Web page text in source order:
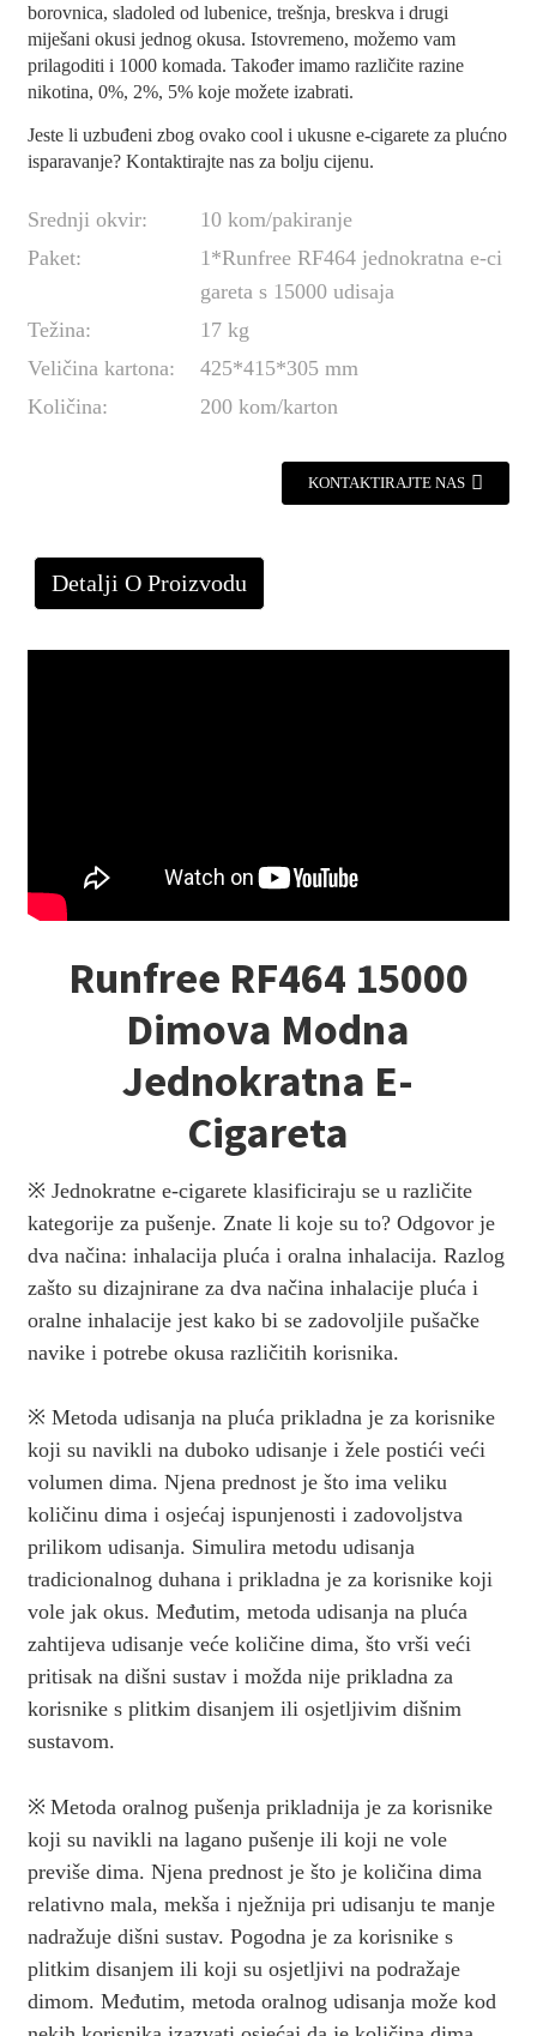
borovnica, sladoled od lubenice, trešnja, breskva i drugi
miješani okusi jednog okusa. Istovremeno, možemo vam
prilagoditi i 1000 komada. Također imamo različite razine
nikotina, 0%, 2%, 5% koje možete izabrati.
Jeste li uzbuđeni zbog ovako cool i ukusne e-cigarete za plućno
isparavanje? Kontaktirajte nas za bolju cijenu.
Srednji okvir:
10 kom/pakiranje
Paket:
1*Runfree RF464 jednokratna e-ci
gareta s 15000 udisaja
Težina:
17 kg
Veličina kartona:
425*415*305 mm
Količina:
200 kom/karton
KONTAKTIRAJTE NAS
Detalji O Proizvodu
Runfree RF464 15000
Dimova Modna
Jednokratna E-
Cigareta
※ Jednokratne e-cigarete klasificiraju se u različite
kategorije za pušenje. Znate li koje su to? Odgovor je
dva načina: inhalacija pluća i oralna inhalacija. Razlog
zašto su dizajnirane za dva načina inhalacije pluća i
oralne inhalacije jest kako bi se zadovoljile pušačke
navike i potrebe okusa različitih korisnika.
※ Metoda udisanja na pluća prikladna je za korisnike
koji su navikli na duboko udisanje i žele postići veći
volumen dima. Njena prednost je što ima veliku
količinu dima i osjećaj ispunjenosti i zadovoljstva
prilikom udisanja. Simulira metodu udisanja
tradicionalnog duhana i prikladna je za korisnike koji
vole jak okus. Međutim, metoda udisanja na pluća
zahtijeva udisanje veće količine dima, što vrši veći
pritisak na dišni sustav i možda nije prikladna za
korisnike s plitkim disanjem ili osjetljivim dišnim
sustavom.
※ Metoda oralnog pušenja prikladnija je za korisnike
koji su navikli na lagano pušenje ili koji ne vole
previše dima. Njena prednost je što je količina dima
relativno mala, mekša i nježnija pri udisanju te manje
nadražuje dišni sustav. Pogodna je za korisnike s
plitkim disanjem ili koji su osjetljivi na podražaje
dimom. Međutim, metoda oralnog udisanja može kod